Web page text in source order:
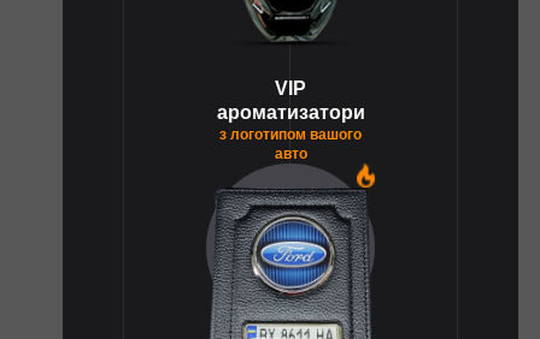
VIP
ароматизатори
з логотипом вашого
авто